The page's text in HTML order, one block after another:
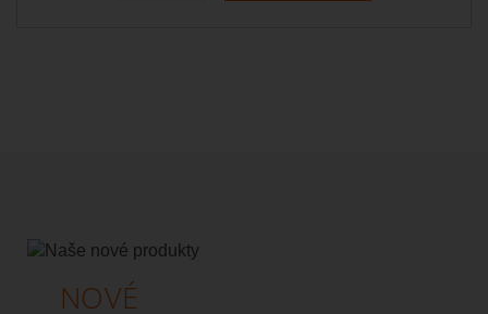
NOVÉ